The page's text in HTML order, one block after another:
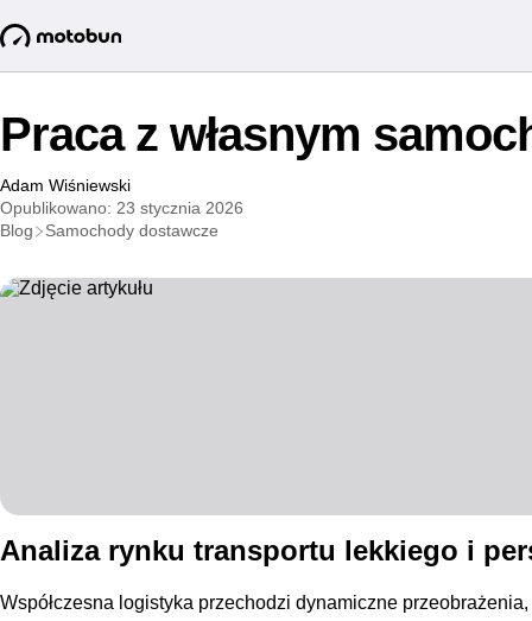
Praca z własnym
Adam Wiśniewski
Opublikowano: 23 stycznia 2026
Blog
Samochody dostawcze
Analiza rynku transportu lekkiego i
Współczesna logistyka przechodzi dynamiczne